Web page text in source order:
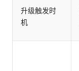
升级触发时
机